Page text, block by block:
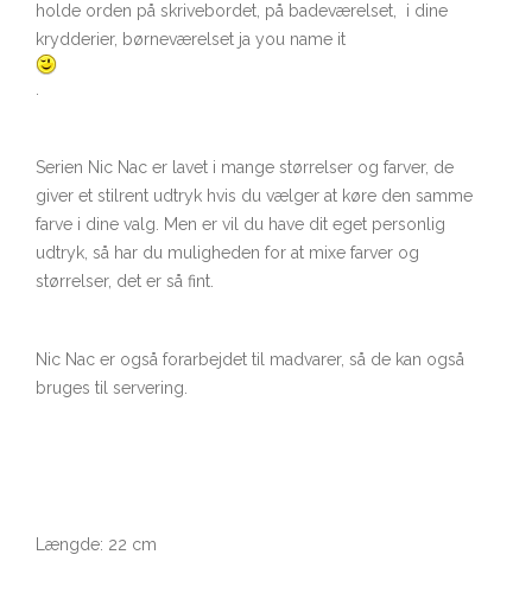
holde orden på skrivebordet, på badeværelset, i dine
krydderier, børneværelset ja you name it
Serien Nic Nac er lavet i mange størrelser og farver, de
giver et stilrent udtryk hvis du vælger at køre den samme
farve i dine valg. Men er vil du have dit eget personlig
udtryk, så har du muligheden for at mixe farver og
størrelser, det er så fint.
Nic Nac er også forarbejdet til madvarer, så de kan også
bruges til servering.
Længde: 22 cm